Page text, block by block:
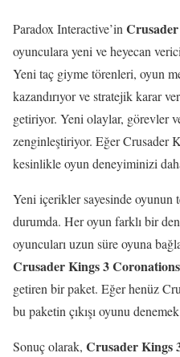
Paradox Interactive’in
oyunculara yeni ve heyecan
Yeni taç giyme törenleri, oyun
kazandırıyor ve stratejik karar
getiriyor. Yeni olaylar, görevler
zenginleştiriyor. Eğer Crusader
kesinlikle oyun deneyiminizi
Yeni içerikler sayesinde oyunun
durumda. Her oyun farklı bir
oyuncuları uzun süre oyuna
Crusader Kings 3 Coronations
getiren bir paket. Eğer henüz
bu paketin çıkışı oyunu
Sonuç olarak, Crusader Kings